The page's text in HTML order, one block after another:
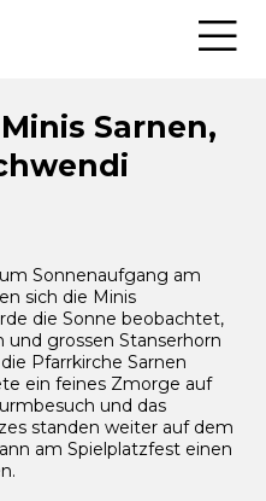
Sarnen,
Sonnenaufgang am
sich die Minis
die Sonne beobachtet,
grossen Stanserhorn
Pfarrkirche Sarnen
ein feines Zmorge auf
und das
standen weiter auf dem
am Spielplatzfest einen